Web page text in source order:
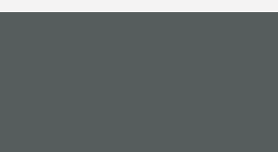
di posta elettronica)